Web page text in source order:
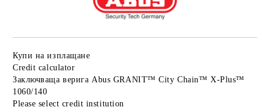
Купи на изплащане
Credit calculator
Заключваща верига Abus GRANIT™ City Chain™ X-Plus™
1060/140
Please select credit institution